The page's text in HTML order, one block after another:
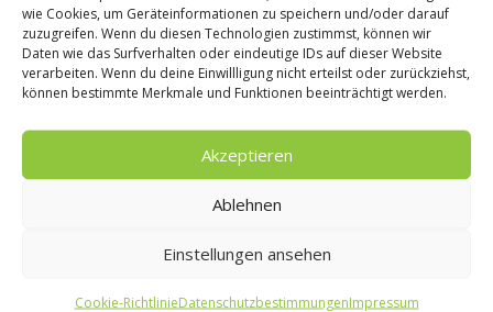
wie Cookies, um Geräteinformationen zu speichern und/oder darauf
zuzugreifen. Wenn du diesen Technologien zustimmst, können wir
Daten wie das Surfverhalten oder eindeutige IDs auf dieser Website
verarbeiten. Wenn du deine Einwillligung nicht erteilst oder zurückziehst,
können bestimmte Merkmale und Funktionen beeinträchtigt werden.
Akzeptieren
Ablehnen
Einstellungen ansehen
Cookie-RichtlinieDatenschutzbestimmungenImpressum
Tomaten-
Küchentipps –
man Salz